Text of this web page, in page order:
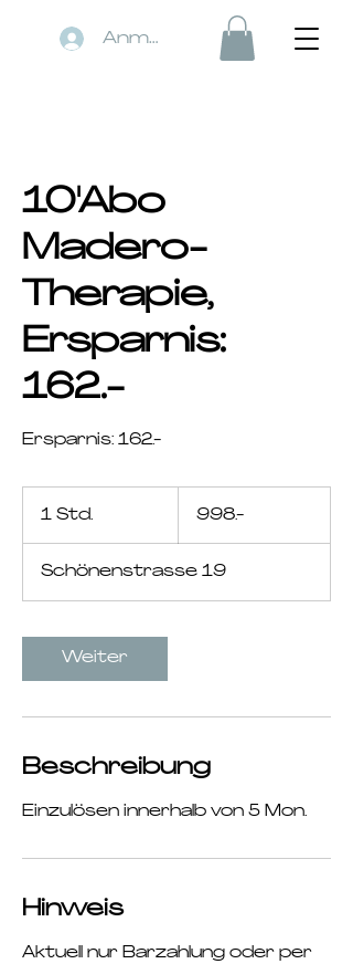
Anmelden
10'Abo
Madero-
Therapie,
Ersparnis:
162.-
Ersparnis: 162.-
1 Std.
d
998.-
Schönenstrasse 19
Weiter
Beschreibung
Einzulösen innerhalb von 5 Mon.
Hinweis
Aktuell nur Barzahlung oder per